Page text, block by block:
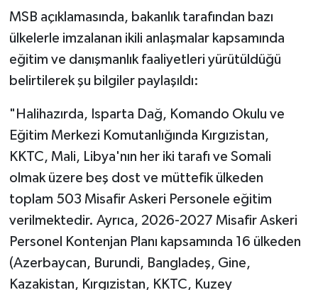
MSB açıklamasında, bakanlık tarafından bazı
ülkelerle imzalanan ikili anlaşmalar kapsamında
eğitim ve danışmanlık faaliyetleri yürütüldüğü
belirtilerek şu bilgiler paylaşıldı:
"Halihazırda, Isparta Dağ, Komando Okulu ve
Eğitim Merkezi Komutanlığında Kırgızistan,
KKTC, Mali, Libya'nın her iki tarafı ve Somali
olmak üzere beş dost ve müttefik ülkeden
toplam 503 Misafir Askeri Personele eğitim
verilmektedir. Ayrıca, 2026-2027 Misafir Askeri
Personel Kontenjan Planı kapsamında 16 ülkeden
(Azerbaycan, Burundi, Bangladeş, Gine,
Kazakistan, Kırgızistan, KKTC, Kuzey